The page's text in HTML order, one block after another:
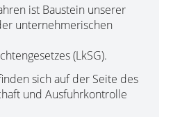
ist Baustein unserer
unternehmerischen
(LkSG).
sich auf der Seite des
und Ausfuhrkontrolle